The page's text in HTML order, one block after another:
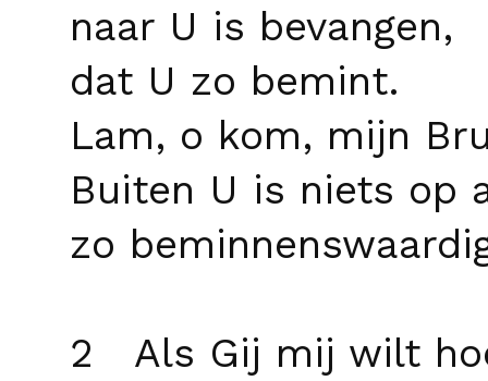
naar U is bevangen,
dat U zo bemint.
Lam, o kom, mijn
Buiten U is niets op
zo
2 Als Gij mij wilt